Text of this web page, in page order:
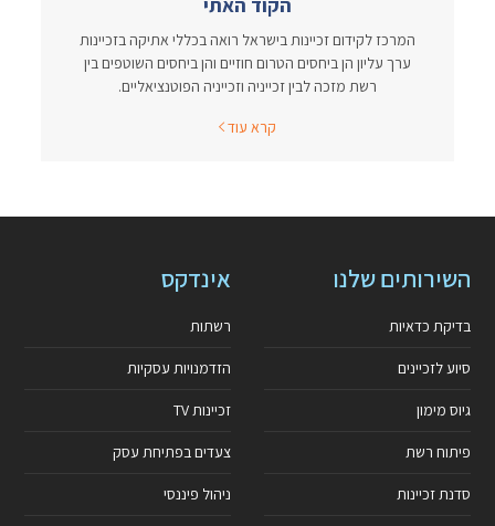
המרכז לקידום זכיינות בישראל רואה בכללי אתיקה בזכיינות
ערך עליון הן ביחסים הטרום חוזיים והן ביחסים השוטפים בין
רשת מזכה לבין זכייניה וזכייניה הפוטנציאליים.
קרא עוד
השירותים שלנו
בדיקת כדאיות
סיוע לזכיינים
גיוס מימון
פיתוח רשת
סדנת זכיינות
אינדקס
רשתות
הזדמנויות עסקיות
זכיינות TV
צעדים בפתיחת עסק
ניהול פיננסי